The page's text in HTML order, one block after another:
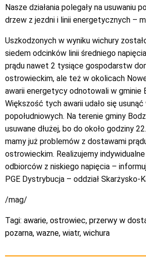
Nasze działania polegały na usuwaniu
drzew z jezdni i linii energetycznych –
Uszkodzonych w wyniku wichury
siedem odcinków linii średniego
prądu nawet 2 tysiące gospodarstw
ostrowieckim, ale też w okolicach
awarii energetycy odnotowali w gminie
Większość tych awarii udało się
popołudniowych. Na terenie gminy
usuwane dłużej, bo do około godziny
mamy już problemów z dostawami
ostrowieckim. Realizujemy
odbiorców z niskiego napięcia –
PGE Dystrybucja – oddział Skarżysko-
/mag/
Tagi: awarie, ostrowiec, przerwy w
pozarna, wazne, wiatr, wichura